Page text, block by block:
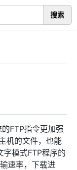
搜索
FTP指令更加强
机的文件，也能
模式FTP程序的
速率，下载进